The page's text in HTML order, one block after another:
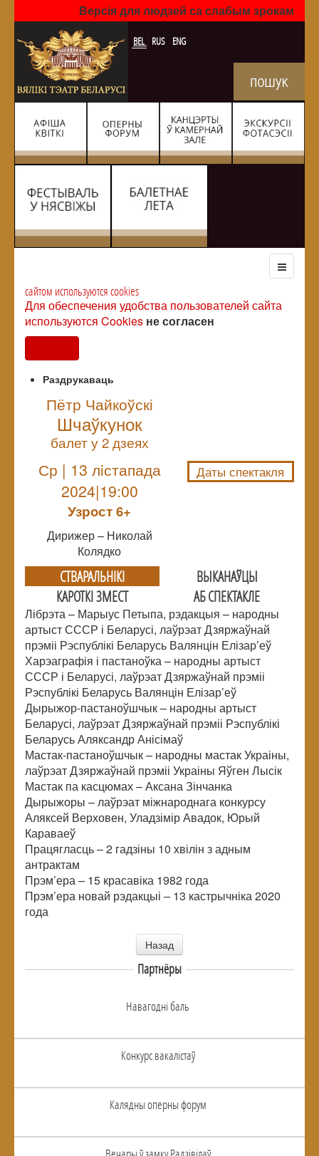
Версія для людзей са слабым зрокам
BEL RUS ENG
сайтом используются cookies
Для обеспечения удобства пользователей сайта
используются Cookies не согласен
Раздрукаваць
Пётр Чайкоўскі
Шчаўкунок
балет у 2 дзеях
Ср | 13 лiстапада
2024|19:00
Узрoст 6+
Дирижер – Николай
Колядко
Даты спектакля
СТВАРАЛЬНIКI
ВЫКАНАЎЦЫ
КАРОТКІ ЗМЕСТ
АБ СПЕКТАКЛЕ
Лібрэта – Марыус Петыпа, рэдакцыя – народны
артыст СССР і Беларусі, лаўрэат Дзяржаўнай
прэміі Рэспублікі Беларусь Валянцін Елізар’еў
Харэаграфія і пастаноўка – народны артыст
СССР і Беларусі, лаўрэат Дзяржаўнай прэміі
Рэспублікі Беларусь Валянцін Елізар’еў
Дырыжор-пастаноўшчык – народны артыст
Беларусі, лаўрэат Дзяржаўнай прэміі Рэспублікі
Беларусь Аляксандр Анісімаў
Мастак-пастаноўшчык – народны мастак Украіны,
лаўрэат Дзяржаўнай прэміі Украіны Яўген Лысік
Мастак па касцюмах – Аксана Зінчанка
Дырыжоры – лаўрэат міжнароднага конкурсу
Аляксей Верховен, Уладзімір Авадок, Юрый
Караваеў
Працягласць – 2 гадзіны 10 хвілін з адным
антрактам
Прэм’ера – 15 красавіка 1982 года
Прэм’ера новай рэдакцыі – 13 кастрычніка 2020
года
Назад
Партнёры
Навагоднi баль
Конкурс вакалiстаў
Калядны оперны форум